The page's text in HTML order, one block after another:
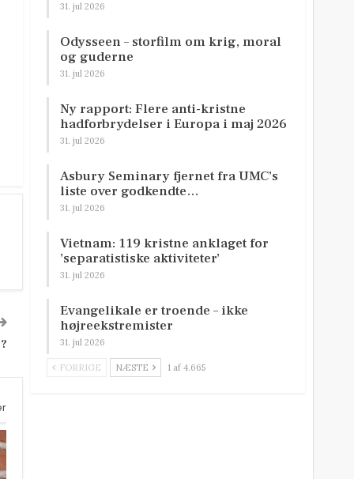
31. jul 2026
Odysseen – storfilm om krig, moral
og guderne
31. jul 2026
Ny rapport: Flere anti-kristne
hadforbrydelser i Europa i maj 2026
31. jul 2026
Asbury Seminary fjernet fra UMC’s
liste over godkendte…
31. jul 2026
Vietnam: 119 kristne anklaget for
’separatistiske aktiviteter’
31. jul 2026
Evangelikale er troende – ikke
højreekstremister
31. jul 2026
FORRIGE NÆSTE 1 af 4.665